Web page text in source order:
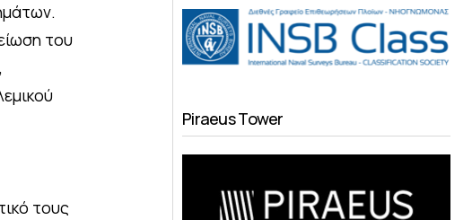
του
τους
Piraeus Tower